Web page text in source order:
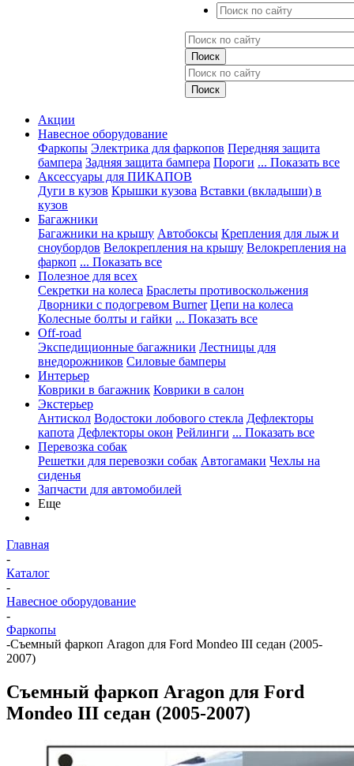
Акции
Навесное оборудование
Фаркопы Электрика для фаркопов Передняя защита
бампера Задняя защита бампера Пороги ... Показать все
Аксессуары для ПИКАПОВ
Дуги в кузов Крышки кузова Вставки (вкладыши) в
кузов
Багажники
Багажники на крышу Автобоксы Крепления для лыж и
сноубордов Велокрепления на крышу Велокрепления на
фаркоп ... Показать все
Полезное для всех
Секретки на колеса Браслеты противоскольжения
Дворники с подогревом Burner Цепи на колеса
Колесные болты и гайки ... Показать все
Off-road
Экспедиционные багажники Лестницы для
внедорожников Силовые бамперы
Интерьер
Коврики в багажник Коврики в салон
Экстерьер
Антискол Водостоки лобового стекла Дефлекторы
капота Дефлекторы окон Рейлинги ... Показать все
Перевозка собак
Решетки для перевозки собак Автогамаки Чехлы на
сиденья
Запчасти для автомобилей
Еще
Главная
-
Каталог
-
Навесное оборудование
-
Фаркопы
-Съемный фаркоп Aragon для Ford Mondeo III седан (2005-
2007)
Съемный фаркоп Aragon для Ford
Mondeo III седан (2005-2007)